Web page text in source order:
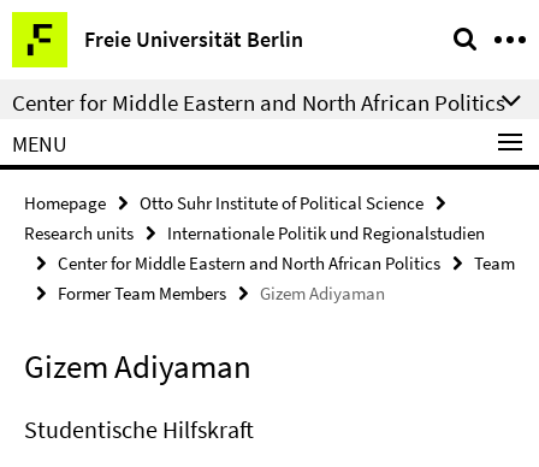
Springe
direkt
zu
Inhalt
Freie Universität Berlin
Service
Navigation
Center for Middle Eastern and North African Politics
MENU
Homepage
Otto Suhr Institute of Political Science
Research units
Internationale Politik und Regionalstudien
Center for Middle Eastern and North African Politics
Team
Former Team Members
Gizem Adiyaman
Gizem Adiyaman
Studentische Hilfskraft